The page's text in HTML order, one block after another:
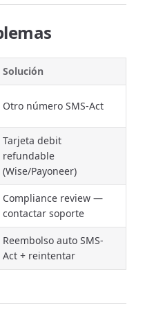
Solución
Otro número SMS-Act
Tarjeta debit
refundable
(Wise/Payoneer)
Compliance review —
contactar soporte
Reembolso auto SMS-
Act + reintentar